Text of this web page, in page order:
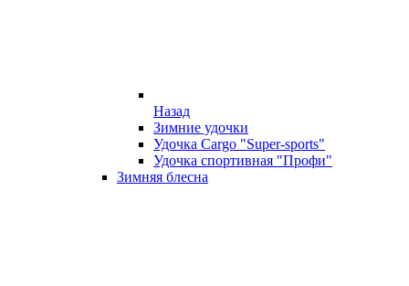
Назад
Зимние удочки
Удочка Cargo "Super-sports"
Удочка спортивная "Профи"
Зимняя блесна